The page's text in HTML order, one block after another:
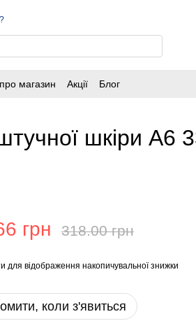
про магазин Акції
Блог
шкіри А6
грн 318.00 грн
для відображення накопичувальної знижки
коли з'явиться